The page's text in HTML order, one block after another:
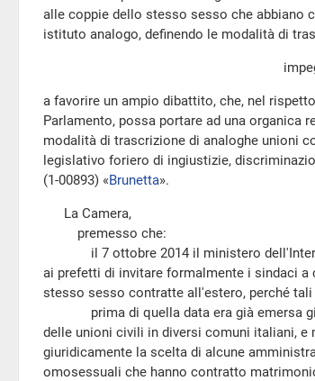
alle coppie dello stesso sesso che abbiano
istituto analogo, definendo le modalità di
a favorire un ampio dibattito, che, nel
Parlamento, possa portare ad una organica
modalità di trascrizione di analoghe unioni
legislativo foriero di ingiustizie,
(1-00893) «Brunetta».
La Camera,
premesso che:
il 7 ottobre 2014 il ministero
ai prefetti di invitare formalmente i sindaci
stesso sesso contratte all'estero, perché
prima di quella data era già emersa già
delle unioni civili in diversi comuni italiani,
giuridicamente la scelta di alcune
omosessuali che hanno contratto